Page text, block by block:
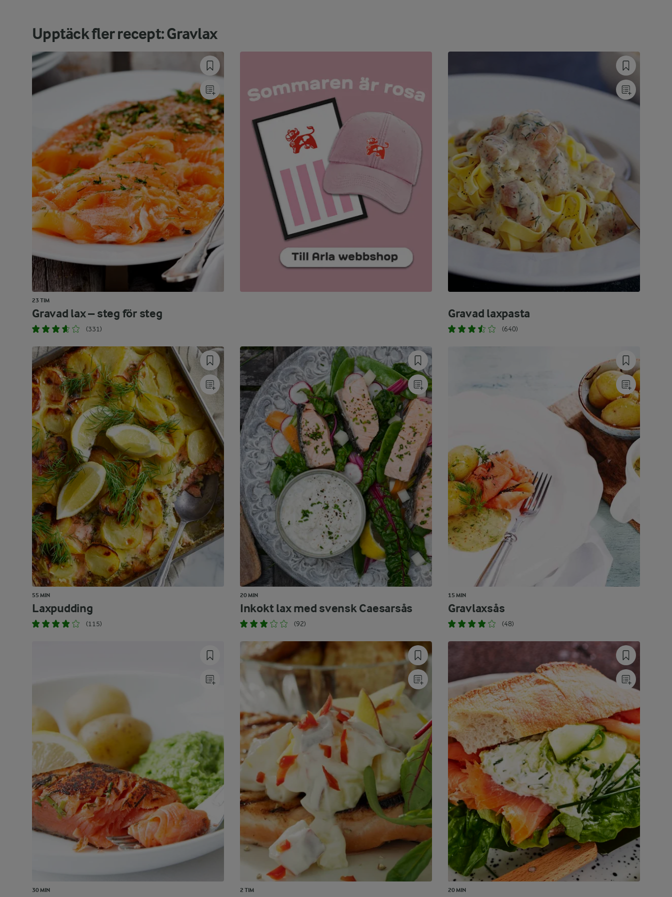
Upptäck fler recept: Gravlax
23 TIM
Gravad lax – steg för steg
(331)
Gravad laxpasta
(640)
55 MIN
Laxpudding
(115)
20 MIN
Inkokt lax med svensk Caesarsås
(92)
15 MIN
Gravlaxsås
(48)
30 MIN 2 TIM 20 MIN